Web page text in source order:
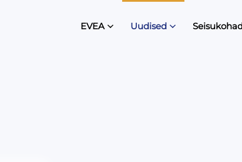
EVEA Uudised